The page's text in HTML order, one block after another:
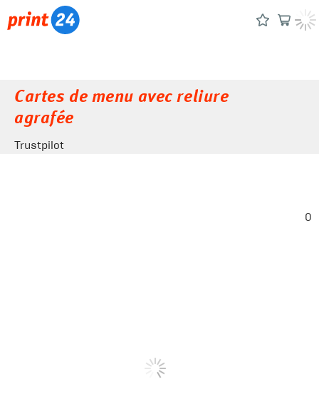
Cartes de menu avec reliure
agrafée
Trustpilot
0